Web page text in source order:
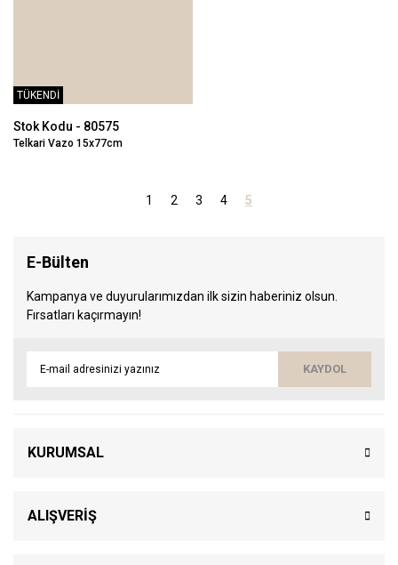
TÜKENDİ
Stok Kodu - 80575
Telkari Vazo 15x77cm
1 2 3 4 5
E-Bülten
Kampanya ve duyurularımızdan ilk sizin haberiniz olsun.
Fırsatları kaçırmayın!
KAYDOL
KURUMSAL
ALIŞVERİŞ